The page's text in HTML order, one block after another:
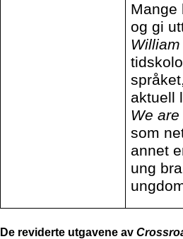
Mange
og gi
aktuell
We
som
annet
ung
De reviderte utgavene av